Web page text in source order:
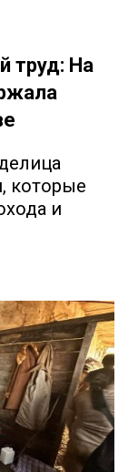
труд: На
которые
и